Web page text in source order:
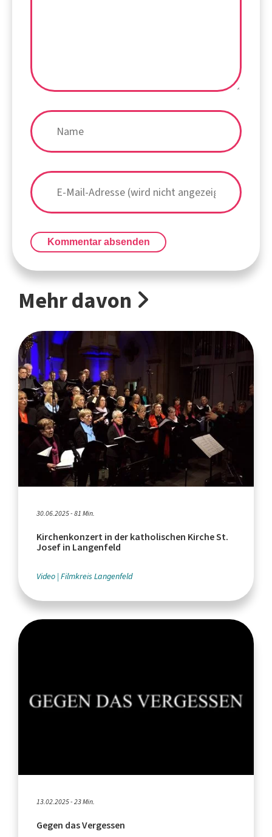
Kommentar absenden
Mehr davon
30.06.2025 - 81 Min.
Kirchenkonzert in der katholischen Kirche St.
Josef in Langenfeld
Video Filmkreis Langenfeld
13.02.2025 - 23 Min.
Gegen das Vergessen